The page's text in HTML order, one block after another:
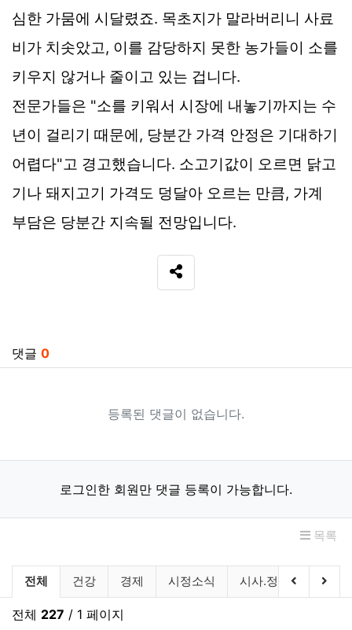
심한 가뭄에 시달렸죠. 목초지가 말라버리니 사료
비가 치솟았고, 이를 감당하지 못한 농가들이 소를
키우지 않거나 줄이고 있는 겁니다.
전문가들은 "소를 키워서 시장에 내놓기까지는 수
년이 걸리기 때문에, 당분간 가격 안정은 기대하기
어렵다"고 경고했습니다. 소고기값이 오르면 닭고
기나 돼지고기 가격도 덩달아 오르는 만큼, 가계
부담은 당분간 지속될 전망입니다.
SNS 공유
댓글 0
등록된 댓글이 없습니다.
로그인한 회원만 댓글 등록이 가능합니다.
목록
전국 네트워크 분류 목록
전체 건강 경제 시정소식 시사.정치 사건.
이전 분류
전체 227 / 1 페이지